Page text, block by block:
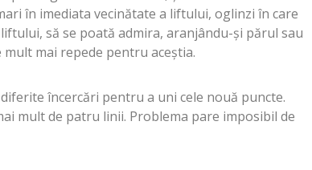
în imediata vecinătate a liftului, oglinzi în care
să se poată admira, aranjându-și părul sau
mai repede pentru aceștia.
încercări pentru a uni cele nouă puncte.
mult de patru linii. Problema pare imposibil de